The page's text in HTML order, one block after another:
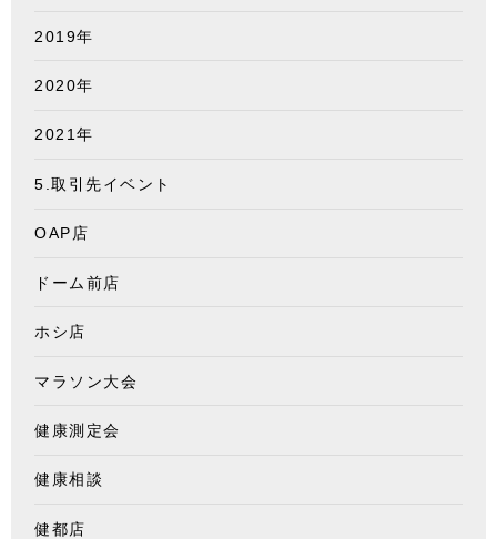
2019年
2020年
2021年
5.取引先イベント
OAP店
ドーム前店
ホシ店
マラソン大会
健康測定会
健康相談
健都店